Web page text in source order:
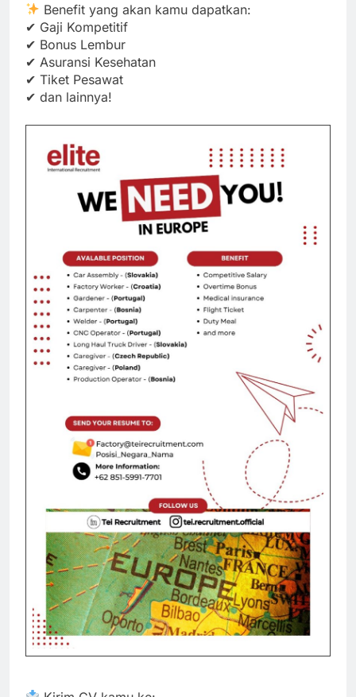
Benefit yang akan kamu dapatkan:
✔ Gaji Kompetitif
✔ Bonus Lembur
✔ Asuransi Kesehatan
✔ Tiket Pesawat
✔ dan lainnya!